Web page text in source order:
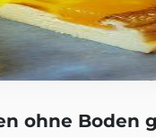
ohne Boden